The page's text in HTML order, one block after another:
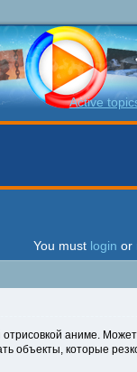
Active
You must login or
аниме.
объекты, которые